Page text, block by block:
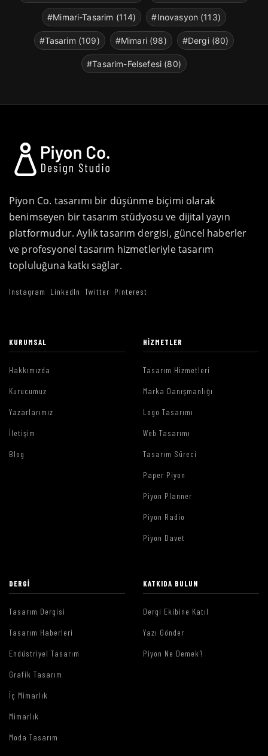
#Mimari-Tasarim (114) #Inovasyon (113)
#Tasarim (109) #Mimari (98) #Dergi (80)
#Tasarim-Felsefesi (80)
Piyon Co. tasarımı bir düşünme biçimi olarak
benimseyen bir tasarım stüdyosu ve dijital yayın
platformudur. Aylık tasarım dergisi, güncel haberler
ve profesyonel tasarım hizmetleriyle tasarım
topluluğuna katkı sağlar.
Instagram LinkedIn Twitter Pinterest
KURUMSAL
Hakkımızda
Kurucumuz
Yazarlarımız
İletişim
Blog
HIZMETLER
Tasarım Hizmetleri
Marka Danışmanlığı
Logo Tasarımı
Web Tasarımı
Tasarım Süreci
Paper Piyon
Piyon Planner
Piyon Radio
Piyon Davet
DERGI
Tasarım Dergisi
Tasarım Haberleri
Endüstriyel Tasarım
Grafik Tasarım
İç Mimarlık
Mimarlık
Moda Tasarım
KATKIDA BULUN
Dergi Ekibine Katıl
Yazı Gönder
Piyon Ne Demek?